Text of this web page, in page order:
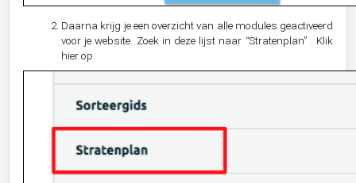
Daarna krijg je een overzicht van alle modules geactiveerd
voor je website. Zoek in deze lijst naar “Stratenplan” . Klik
hier op.